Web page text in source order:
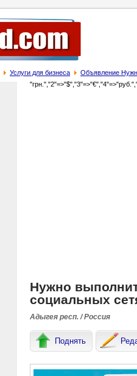
Услуги для бизнеса Объявление
Нужно
социальных
Адыгея респ. / Россия
Поднять